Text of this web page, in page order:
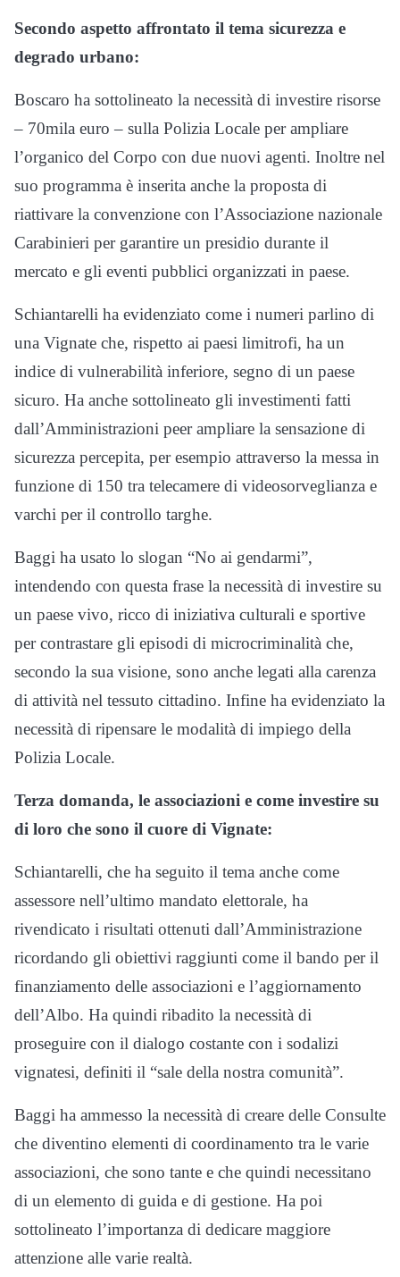
Secondo aspetto affrontato il tema sicurezza e
degrado urbano:
Boscaro ha sottolineato la necessità di investire risorse
– 70mila euro – sulla Polizia Locale per ampliare
l’organico del Corpo con due nuovi agenti. Inoltre nel
suo programma è inserita anche la proposta di
riattivare la convenzione con l’Associazione nazionale
Carabinieri per garantire un presidio durante il
mercato e gli eventi pubblici organizzati in paese.
Schiantarelli ha evidenziato come i numeri parlino di
una Vignate che, rispetto ai paesi limitrofi, ha un
indice di vulnerabilità inferiore, segno di un paese
sicuro. Ha anche sottolineato gli investimenti fatti
dall’Amministrazioni peer ampliare la sensazione di
sicurezza percepita, per esempio attraverso la messa in
funzione di 150 tra telecamere di videosorveglianza e
varchi per il controllo targhe.
Baggi ha usato lo slogan “No ai gendarmi”,
intendendo con questa frase la necessità di investire su
un paese vivo, ricco di iniziativa culturali e sportive
per contrastare gli episodi di microcriminalità che,
secondo la sua visione, sono anche legati alla carenza
di attività nel tessuto cittadino. Infine ha evidenziato la
necessità di ripensare le modalità di impiego della
Polizia Locale.
Terza domanda, le associazioni e come investire su
di loro che sono il cuore di Vignate:
Schiantarelli, che ha seguito il tema anche come
assessore nell’ultimo mandato elettorale, ha
rivendicato i risultati ottenuti dall’Amministrazione
ricordando gli obiettivi raggiunti come il bando per il
finanziamento delle associazioni e l’aggiornamento
dell’Albo. Ha quindi ribadito la necessità di
proseguire con il dialogo costante con i sodalizi
vignatesi, definiti il “sale della nostra comunità”.
Baggi ha ammesso la necessità di creare delle Consulte
che diventino elementi di coordinamento tra le varie
associazioni, che sono tante e che quindi necessitano
di un elemento di guida e di gestione. Ha poi
sottolineato l’importanza di dedicare maggiore
attenzione alle varie realtà.